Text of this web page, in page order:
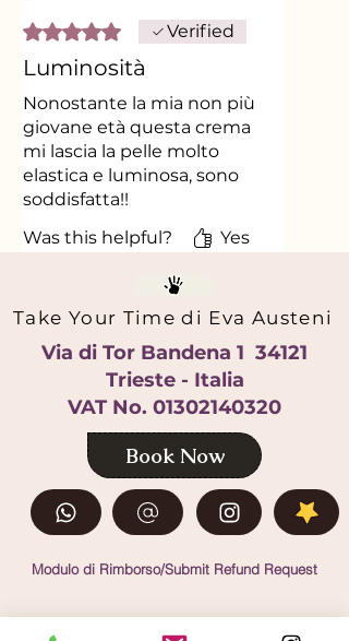
Rated 5 out of 5 stars.Verified
Luminosità
Nonostante la mia non più
giovane età questa crema
mi lascia la pelle molto
elastica e luminosa, sono
soddisfatta!!
Was this helpful?
Yes
Take Your Time di Eva Austeni
Via di Tor Bandena 1 34121
Trieste - Italia
VAT No. 01302140320
Book Now
Modulo di Rimborso/Submit Refund Request
Cookie policy ITA Privacy Policy ITA